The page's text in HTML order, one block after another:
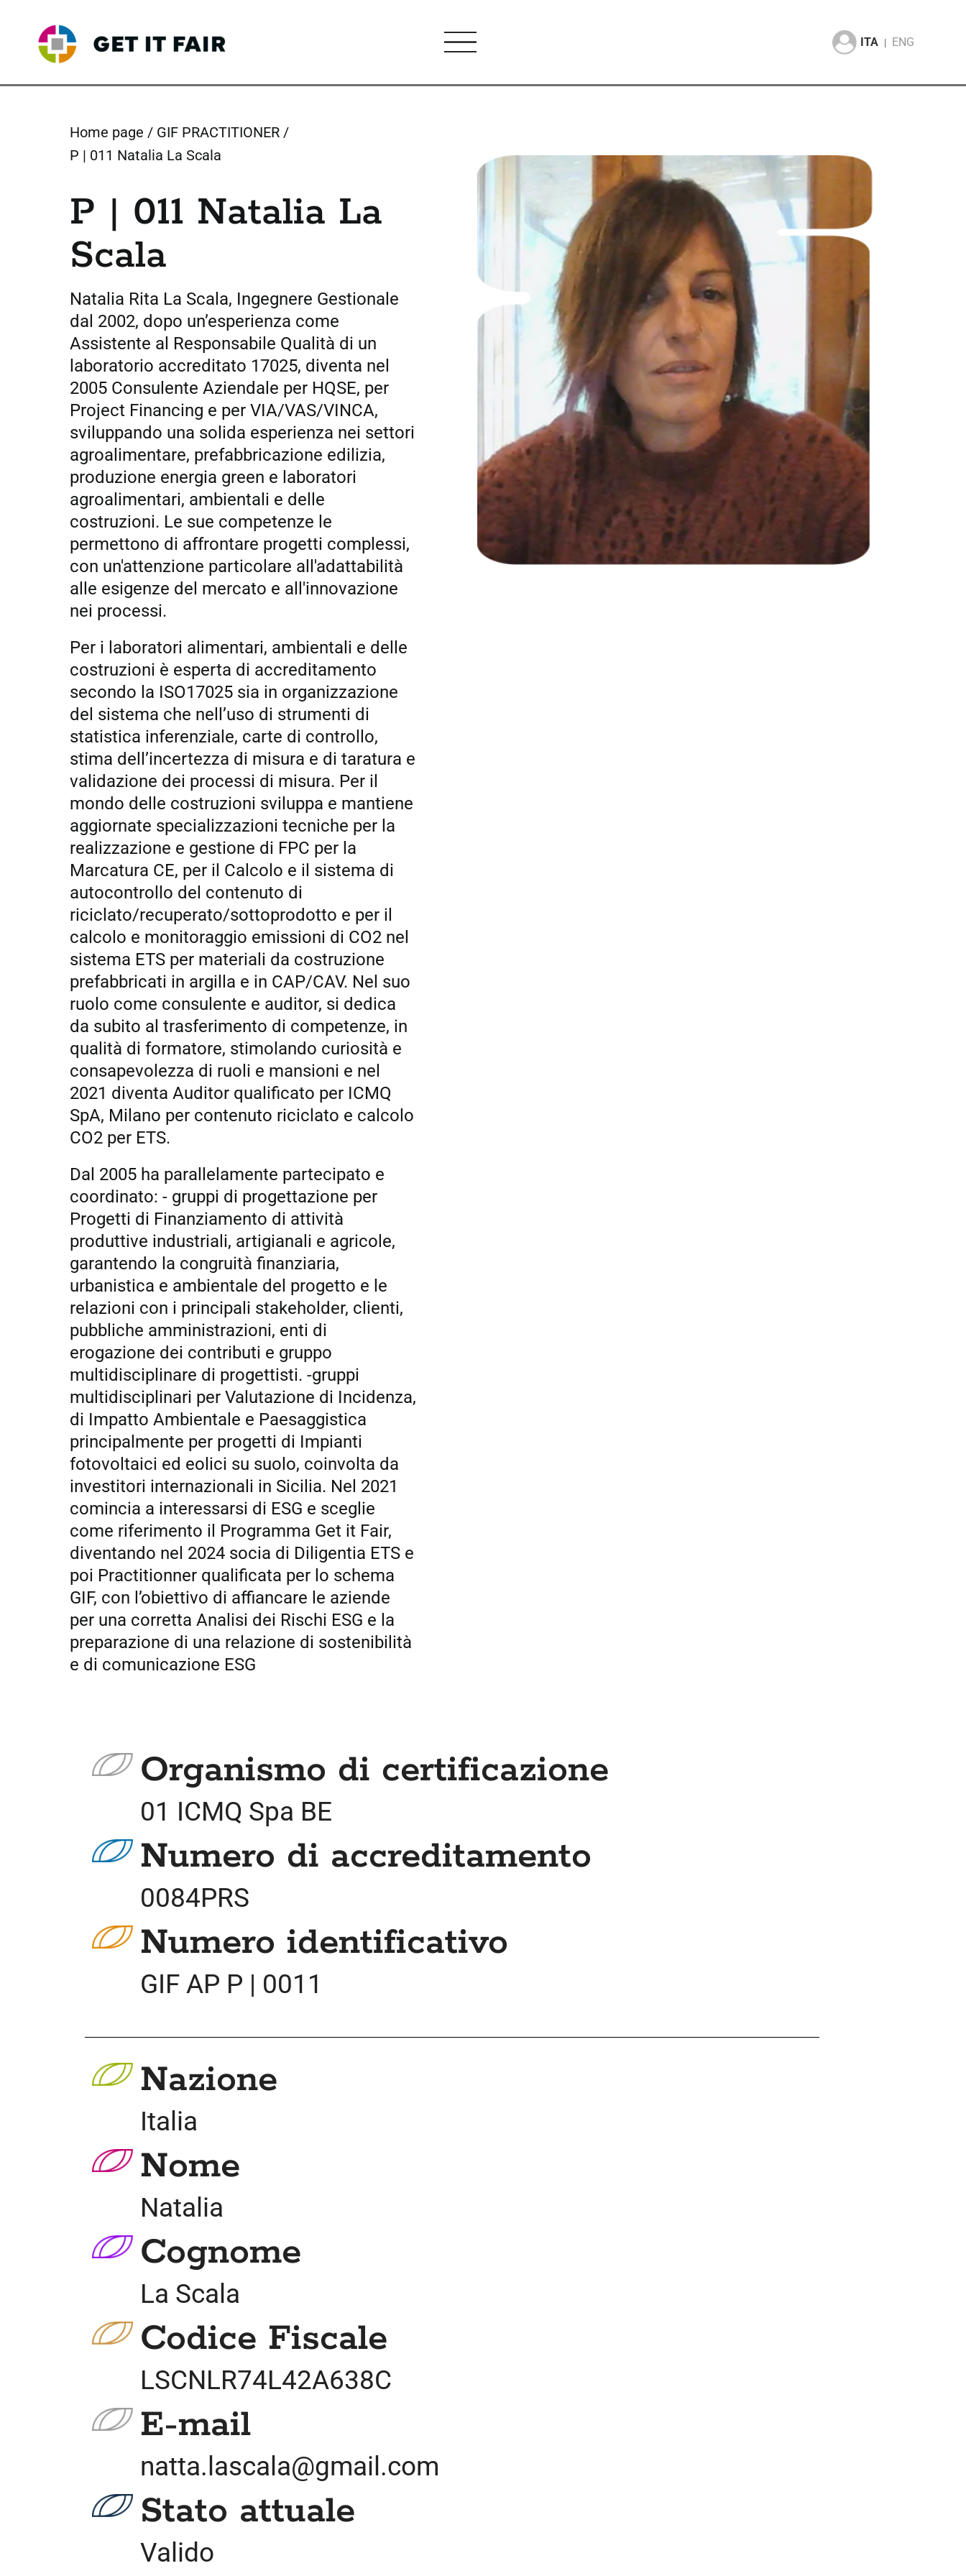
ITA | ENG
Home page
GIF PRACTITIONER
P | 011 Natalia La Scala
P | 011 Natalia La
Scala
Natalia Rita La Scala, Ingegnere Gestionale
dal 2002, dopo un’esperienza come
Assistente al Responsabile Qualità di un
laboratorio accreditato 17025, diventa nel
2005 Consulente Aziendale per HQSE, per
Project Financing e per VIA/VAS/VINCA,
sviluppando una solida esperienza nei settori
agroalimentare, prefabbricazione edilizia,
produzione energia green e laboratori
agroalimentari, ambientali e delle
costruzioni. Le sue competenze le
permettono di affrontare progetti complessi,
con un'attenzione particolare all'adattabilità
alle esigenze del mercato e all'innovazione
nei processi.
Per i laboratori alimentari, ambientali e delle
costruzioni è esperta di accreditamento
secondo la ISO17025 sia in organizzazione
del sistema che nell’uso di strumenti di
statistica inferenziale, carte di controllo,
stima dell’incertezza di misura e di taratura e
validazione dei processi di misura. Per il
mondo delle costruzioni sviluppa e mantiene
aggiornate specializzazioni tecniche per la
realizzazione e gestione di FPC per la
Marcatura CE, per il Calcolo e il sistema di
autocontrollo del contenuto di
riciclato/recuperato/sottoprodotto e per il
calcolo e monitoraggio emissioni di CO2 nel
sistema ETS per materiali da costruzione
prefabbricati in argilla e in CAP/CAV. Nel suo
ruolo come consulente e auditor, si dedica
da subito al trasferimento di competenze, in
qualità di formatore, stimolando curiosità e
consapevolezza di ruoli e mansioni e nel
2021 diventa Auditor qualificato per ICMQ
SpA, Milano per contenuto riciclato e calcolo
CO2 per ETS.
Dal 2005 ha parallelamente partecipato e
coordinato: - gruppi di progettazione per
Progetti di Finanziamento di attività
produttive industriali, artigianali e agricole,
garantendo la congruità finanziaria,
urbanistica e ambientale del progetto e le
relazioni con i principali stakeholder, clienti,
pubbliche amministrazioni, enti di
erogazione dei contributi e gruppo
multidisciplinare di progettisti. -gruppi
multidisciplinari per Valutazione di Incidenza,
di Impatto Ambientale e Paesaggistica
principalmente per progetti di Impianti
fotovoltaici ed eolici su suolo, coinvolta da
investitori internazionali in Sicilia. Nel 2021
comincia a interessarsi di ESG e sceglie
come riferimento il Programma Get it Fair,
diventando nel 2024 socia di Diligentia ETS e
poi Practitionner qualificata per lo schema
GIF, con l’obiettivo di affiancare le aziende
per una corretta Analisi dei Rischi ESG e la
preparazione di una relazione di sostenibilità
e di comunicazione ESG
Organismo di certificazione
01 ICMQ Spa BE
Numero di accreditamento
0084PRS
Numero identificativo
GIF AP P | 0011
Nazione
Italia
Nome
Natalia
Cognome
La Scala
Codice Fiscale
LSCNLR74L42A638C
E-mail
natta.lascala@gmail.com
Stato attuale
Valido